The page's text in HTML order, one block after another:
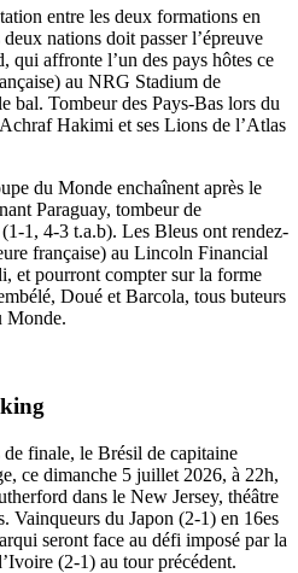
entre les deux formations en
nations doit passer l’épreuve
qui affronte l’un des pays hôtes ce
au NRG Stadium de
bal. Tombeur des Pays-Bas lors du
Hakimi et ses Lions de l’Atlas
du Monde enchaînent après le
Paraguay, tombeur de
1, 4-3 t.a.b). Les Bleus ont rendez-
française) au Lincoln Financial
et pourront compter sur la forme
Doué et Barcola, tous buteurs
Monde.
finale, le Brésil de capitaine
ce dimanche 5 juillet 2026, à 22h,
dans le New Jersey, théâtre
Vainqueurs du Japon (2-1) en 16es
seront face au défi imposé par la
(2-1) au tour précédent.